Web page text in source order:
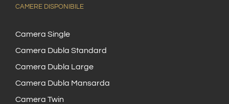
CAMERE DISPONIBILE
Camera Single
Camera Dubla Standard
Camera Dubla Large
Camera Dubla Mansarda
Camera Twin